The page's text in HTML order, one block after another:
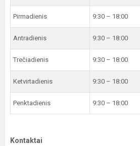
Pirmadienis 9:30 – 18:00
Antradienis 9:30 – 18:00
Trečiadienis 9:30 – 18:00
Ketvirtadienis 9:30 – 18:00
Penktadienis 9:30 – 18:00
Kontaktai